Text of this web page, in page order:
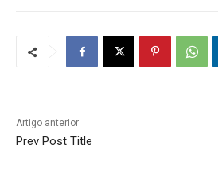
Artigo anterior
Prev Post Title